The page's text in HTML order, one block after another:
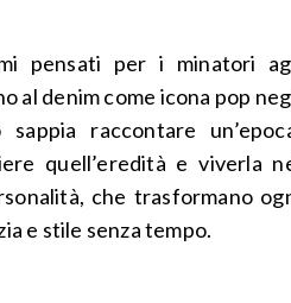
pensati per i minatori
al denim come icona pop
raccontare
quell’eredità e viverla
che trasformano
e stile senza tempo.